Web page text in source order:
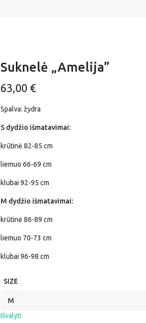
Suknelė „Amelija”
63,00 €
Spalva: žydra
S dydžio išmatavimai:
krūtinė 82-85 cm
liemuo 66-69 cm
klubai 92-95 cm
M dydžio išmatavimai:
krūtinė 86-89 cm
liemuo 70-73 cm
klubai 96-98 cm
SIZE
Išvalyti